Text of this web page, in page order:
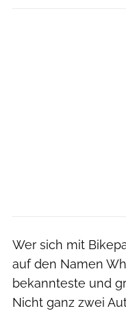
Wer sich mit
auf den Namen
bekannteste und
Nicht ganz zwei